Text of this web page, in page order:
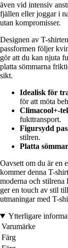
även vid intensiv
fjällen eller joggar i
utan kompromisser.
Designen av T-
passformen följer
gör att du kan njuta
platta sömmarna
sikt.
Idealisk för
för att möta
Climacool+-
fukttransport.
Figursydd
stilren.
Platta
Oavsett om du är en
kommer denna T-
moderna och stilrena
ger en touch av stil
utmaningar med T-
Ytterligare
Varumärke
Färg